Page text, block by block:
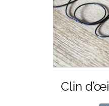
Clin